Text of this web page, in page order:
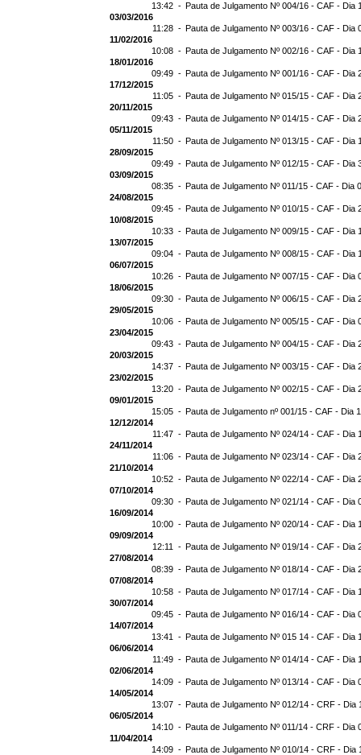
13:42 - Pauta de Julgamento Nº 004/16 - CAF - Dia
03/03/2016
11:28 - Pauta de Julgamento Nº 003/16 - CAF - Dia
11/02/2016
10:08 - Pauta de Julgamento Nº 002/16 - CAF - Dia
18/01/2016
09:49 - Pauta de Julgamento Nº 001/16 - CAF - Dia
17/12/2015
11:05 - Pauta de Julgamento Nº 015/15 - CAF - Dia
20/11/2015
09:43 - Pauta de Julgamento Nº 014/15 - CAF - Dia
05/11/2015
11:50 - Pauta de Julgamento Nº 013/15 - CAF - Dia
28/09/2015
09:49 - Pauta de Julgamento Nº 012/15 - CAF - Dia
03/09/2015
08:35 - Pauta de Julgamento Nº 011/15 - CAF - Dia
24/08/2015
09:45 - Pauta de Julgamento Nº 010/15 - CAF - Dia
10/08/2015
10:33 - Pauta de Julgamento Nº 009/15 - CAF - Dia
13/07/2015
09:04 - Pauta de Julgamento Nº 008/15 - CAF - Dia
06/07/2015
10:26 - Pauta de Julgamento Nº 007/15 - CAF - Dia
18/06/2015
09:30 - Pauta de Julgamento Nº 006/15 - CAF - Dia
29/05/2015
10:06 - Pauta de Julgamento Nº 005/15 - CAF - Dia
23/04/2015
09:43 - Pauta de Julgamento Nº 004/15 - CAF - Dia
20/03/2015
14:37 - Pauta de Julgamento Nº 003/15 - CAF - Dia
23/02/2015
13:20 - Pauta de Julgamento Nº 002/15 - CAF - Dia
09/01/2015
15:05 - Pauta de Julgamento nº 001/15 - CAF - Dia
12/12/2014
11:47 - Pauta de Julgamento Nº 024/14 - CAF - Dia
24/11/2014
11:06 - Pauta de Julgamento Nº 023/14 - CAF - Dia
21/10/2014
10:52 - Pauta de Julgamento Nº 022/14 - CAF - Dia
07/10/2014
09:30 - Pauta de Julgamento Nº 021/14 - CAF - Dia
16/09/2014
10:00 - Pauta de Julgamento Nº 020/14 - CAF - Dia
09/09/2014
12:11 - Pauta de Julgamento Nº 019/14 - CAF - Dia
27/08/2014
08:39 - Pauta de Julgamento Nº 018/14 - CAF - Dia
07/08/2014
10:58 - Pauta de Julgamento Nº 017/14 - CAF - Dia
30/07/2014
09:45 - Pauta de Julgamento Nº 016/14 - CAF - Dia
14/07/2014
13:41 - Pauta de Julgamento Nº 015 14 - CAF - Dia
06/06/2014
11:49 - Pauta de Julgamento Nº 014/14 - CAF - Dia
02/06/2014
14:09 - Pauta de Julgamento Nº 013/14 - CAF - Dia
14/05/2014
13:07 - Pauta de Julgamento Nº 012/14 - CRF - Dia
06/05/2014
14:10 - Pauta de Julgamento Nº 011/14 - CRF - Dia
11/04/2014
14:09 - Pauta de Julgamento Nº 010/14 - CRF - Dia